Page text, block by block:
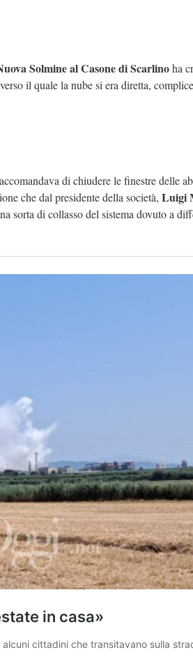
Solmine al Casone di Scarlinoha
il quale la nube si era diretta,
di chiudere le finestre delle
che dal presidente della società, Luigi
sorta di collasso del sistema dovuto a